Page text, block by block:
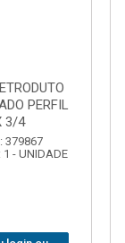
5/16”X1MT
379806
- UNIDADE